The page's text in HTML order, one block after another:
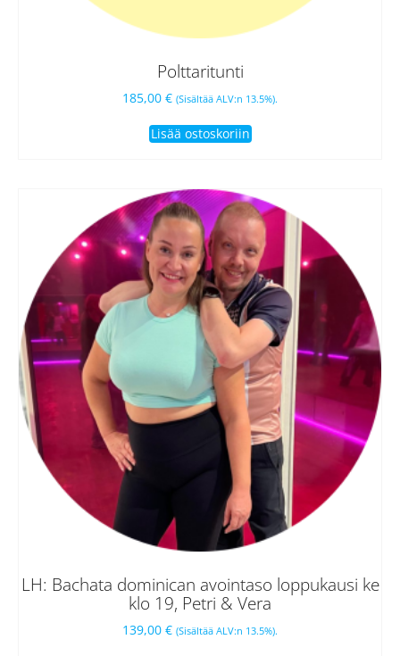
Polttaritunti
185,00 € (Sisältää ALV:n 13.5%).
Lisää ostoskoriin
LH: Bachata dominican avointaso loppukausi ke
klo 19, Petri & Vera
139,00 € (Sisältää ALV:n 13.5%).